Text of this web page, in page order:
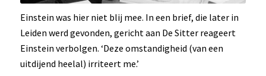
Einstein was hier niet blij mee. In een brief, die later in
Leiden werd gevonden, gericht aan De Sitter reageert
Einstein verbolgen. ‘Deze omstandigheid (van een
uitdijend heelal) irriteert me.’